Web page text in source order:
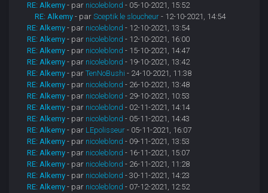
RE: Alkemy - par nicoleblond - 05-10-2021, 15:52
RE: Alkemy - parSceptik le sloucheur - 12-10-2021, 14:54
RE: Alkemy - par nicoleblond - 12-10-2021, 13:54
RE: Alkemy - par nicoleblond - 12-10-2021, 16:00
RE: Alkemy - par nicoleblond - 15-10-2021, 14:47
RE: Alkemy - par nicoleblond - 19-10-2021, 13:42
RE: Alkemy - parTenNoBushi - 24-10-2021, 11:38
RE: Alkemy - par nicoleblond - 26-10-2021, 13:48
RE: Alkemy - par nicoleblond - 29-10-2021, 10:53
RE: Alkemy - par nicoleblond - 02-11-2021, 14:14
RE: Alkemy - par nicoleblond - 05-11-2021, 14:43
RE: Alkemy - par LEpolisseur - 05-11-2021, 16:07
RE: Alkemy - par nicoleblond - 09-11-2021, 13:53
RE: Alkemy - par nicoleblond - 16-11-2021, 15:07
RE: Alkemy - par nicoleblond - 26-11-2021, 11:28
RE: Alkemy - par nicoleblond - 30-11-2021, 14:23
RE: Alkemy - par nicoleblond - 07-12-2021, 12:52